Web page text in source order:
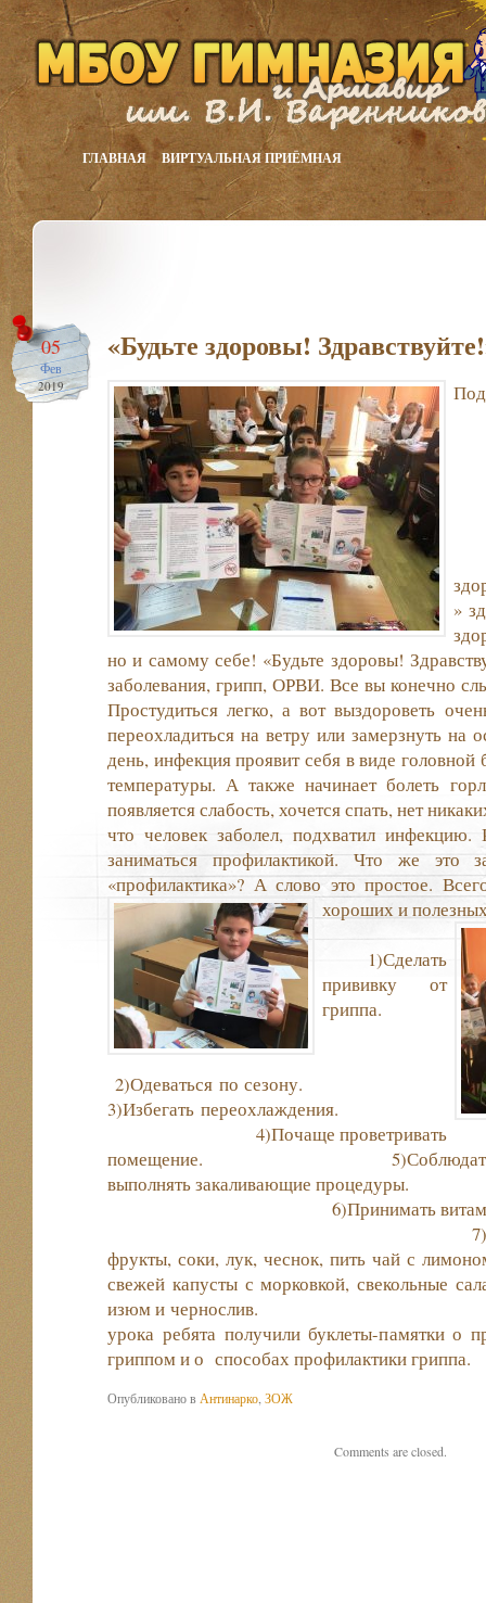
ГЛАВНАЯ ВИРТУАЛЬНАЯ ПРИЁМНАЯ
05
Фев
2019
«Будьте здоровы!
»
но и самому себе! «Будьте здоровы!
заболевания, грипп, ОРВИ. Все вы конечно
Простудиться легко, а вот выздороветь
переохладиться на ветру или замерзнуть на
день, инфекция проявит себя в виде
температуры. А также начинает болеть
появляется слабость, хочется спать, нет
что человек заболел, подхватил
заниматься профилактикой. Что же это
«профилактика»? А слово это простое.
хороших и
1)Сделать
прививку от
гриппа.
2)Одеваться по сезону.
3)Избегать переохлаждения.
4)Почаще проветривать
помещение. 5)Соблюдать режим
выполнять
6)Принимать
7)Употреблять в
фрукты, соки, лук, чеснок, пить чай с
свежей капусты с морковкой, свекольные
изюм и
урока ребята получили буклеты-памятки о
гриппом и о способах профилактики гриппа.
Опубликовано в Антинарко ЗОЖ
Comments are closed.